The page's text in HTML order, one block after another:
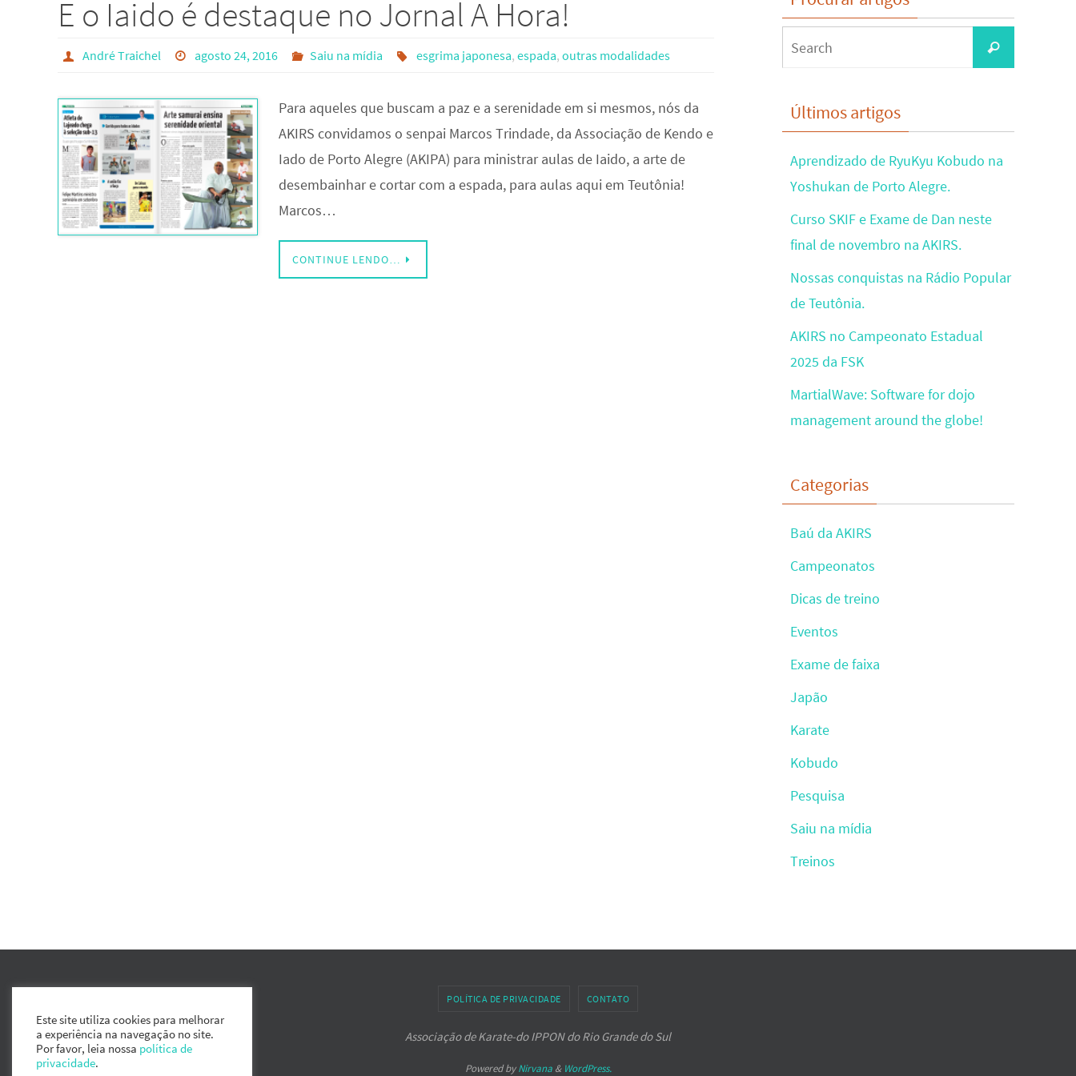
E o Iaido é destaque no Jornal A Hora!
André Traichel agosto 24, 2016 Saiu na mídia esgrima japonesa, espada, outras modalidades
Para aqueles que buscam a paz e a serenidade em si mesmos, nós da
AKIRS convidamos o senpai Marcos Trindade, da Associação de Kendo e
Iado de Porto Alegre (AKIPA) para ministrar aulas de Iaido, a arte de
desembainhar e cortar com a espada, para aulas aqui em Teutônia!
Marcos…
CONTINUE LENDO…
for:
Search
Últimos artigos
Aprendizado de RyuKyu Kobudo na
Yoshukan de Porto Alegre.
Curso SKIF e Exame de Dan neste
final de novembro na AKIRS.
Nossas conquistas na Rádio Popular
de Teutônia.
AKIRS no Campeonato Estadual
2025 da FSK
MartialWave: Software for dojo
management around the globe!
Categorias
Baú da AKIRS
Campeonatos
Dicas de treino
Eventos
Exame de faixa
Japão
Karate
Kobudo
Pesquisa
Saiu na mídia
Treinos
POLÍTICA DE PRIVACIDADE CONTATO
Associação de Karate-do IPPON do Rio Grande do Sul
Powered byNirvana& WordPress.
Este site utiliza cookies para melhorar
a experiência na navegação no site.
Por favor, leia nossa política de
privacidade.